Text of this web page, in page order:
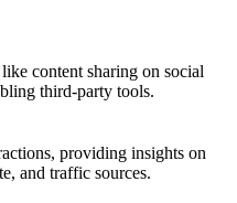
content sharing on social
third-party tools.
providing insights on
and traffic sources.